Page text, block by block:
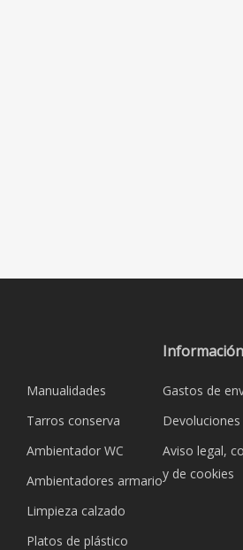
Manualidades
Tarros conserva
Ambientador WC
Ambientadores armario
Limpieza calzado
Platos de plástico
Información
Gastos de
Devoluciones
Aviso legal,
y de cookies